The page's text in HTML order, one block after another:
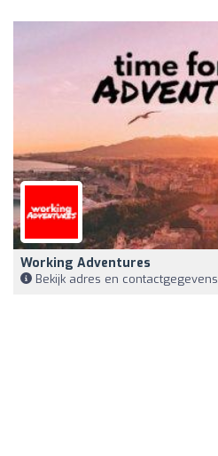
Working Adventures
Bekijk adres en contactgegevens